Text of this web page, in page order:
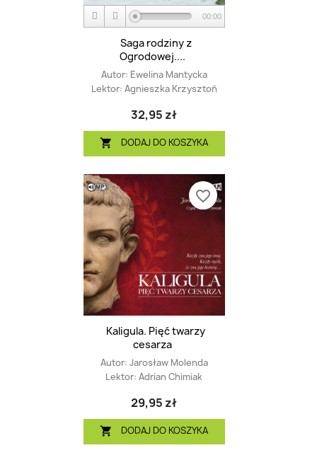
00:00
Saga rodziny z
Ogrodowej....
Autor: Ewelina Mantycka
Lektor: Agnieszka Krzysztoń
32,95 zł
 DODAJ DO KOSZYKA
Kaligula. Pięć twarzy
cesarza
Autor: Jarosław Molenda
Lektor: Adrian Chimiak
29,95 zł
 DODAJ DO KOSZYKA
favorite_border